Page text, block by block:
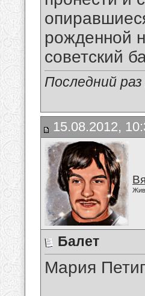
рожденной
советский
Последний
15.08.2012,
Балет
Мария